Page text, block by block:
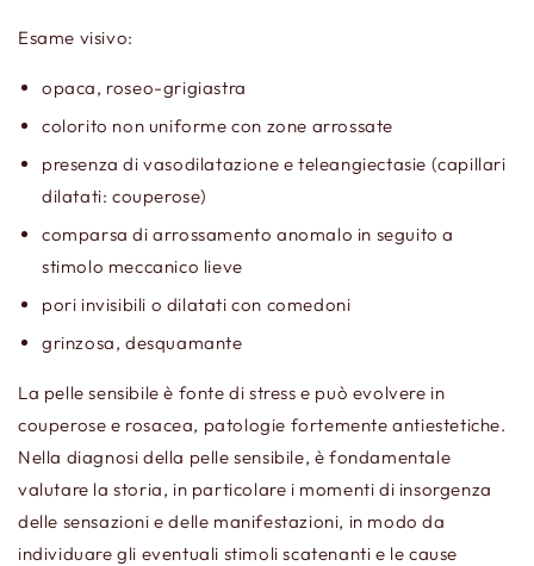
Esame visivo:
opaca, roseo-grigiastra
colorito non uniforme con zone arrossate
presenza di vasodilatazione e teleangiectasie (capillari
dilatati: couperose)
comparsa di arrossamento anomalo in seguito a
stimolo meccanico lieve
pori invisibili o dilatati con comedoni
grinzosa, desquamante
La pelle sensibile è fonte di stress e può evolvere in
couperose e rosacea, patologie fortemente antiestetiche.
Nella diagnosi della pelle sensibile, è fondamentale
valutare la storia, in particolare i momenti di insorgenza
delle sensazioni e delle manifestazioni, in modo da
individuare gli eventuali stimoli scatenanti e le cause